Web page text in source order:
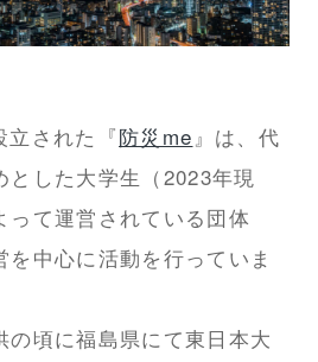
された『防災me』は、代
とした大学生（2023年現
って運営されている団体
中心に活動を行っていま
の頃に福島県にて東日本大